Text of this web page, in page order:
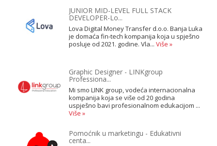
JUNIOR MID-LEVEL FULL STACK
DEVELOPER-Lo...
Lova Digital Money Transfer d.o.o. Banja Luka
je domaća fin-tech kompanija koja u spješno
posluje od 2021. godine. Vla... Više »
Graphic Designer - LINKgroup
Professiona...
Mi smo LINK group, vodeća internacionalna
kompanija koja se više od 20 godina
uspješno bavi profesionalnom edukacijom ...
Više »
Pomoćnik u marketingu - Edukativni
centa...